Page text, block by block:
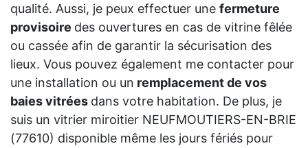
qualité. Aussi, je peux effectuer une fermeture
provisoire des ouvertures en cas de vitrine fêlée
ou cassée afin de garantir la sécurisation des
lieux. Vous pouvez également me contacter pour
une installation ou un remplacement de vos
baies vitrées dans votre habitation. De plus, je
suis un vitrier miroitier NEUFMOUTIERS-EN-BRIE
(77610) disponible même les jours fériés pour